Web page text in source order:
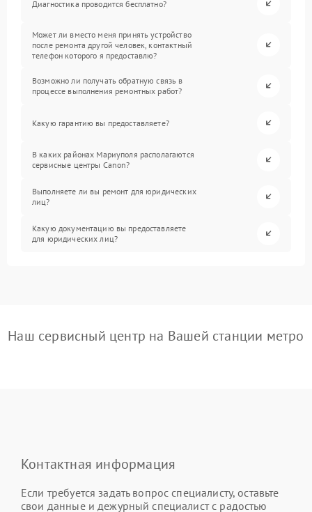
Диагностика проводится бесплатно?
Может ли вместо меня принять устройство
после ремонта другой человек, контактный
телефон которого я предоставлю?
Возможно ли получать обратную связь в
процессе выполнения ремонтных работ?
Какую гарантию вы предоставляете?
В каких районах Мариуполя располагаются
сервисные центры Canon?
Выполняете ли вы ремонт для юридических
лиц?
Какую документацию вы предоставляете
для юридических лиц?
Наш сервисный центр на Вашей станции метро
Контактная информация
Если требуется задать вопрос специалисту, оставьте
свои данные и дежурный специалист с радостью